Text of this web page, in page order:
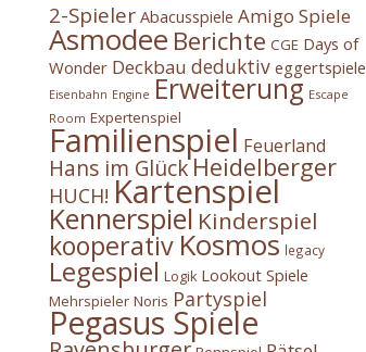
2-Spieler Abacusspiele Amigo Spiele
Asmodee Berichte CGE Days of
Wonder Deckbau deduktiv eggertspiele
Eisenbahn Engine Erweiterung Escape
Room Expertenspiel
Familienspiel Feuerland
Hans im Glück Heidelberger
HUCH! Kartenspiel
Kennerspiel Kinderspiel
kooperativ Kosmos legacy
Legespiel Logik Lookout Spiele
Mehrspieler Noris Partyspiel
Pegasus Spiele